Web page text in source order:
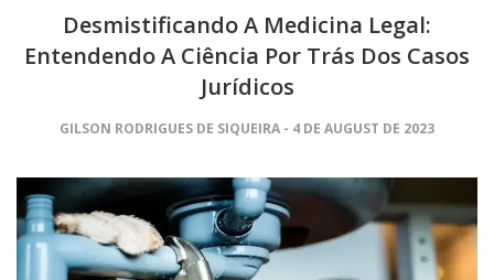
Desmistificando A Medicina Legal:
Entendendo A Ciência Por Trás Dos Casos
Jurídicos
GILSON RODRIGUES DE SIQUEIRA 4 DE AUGUST DE 2023